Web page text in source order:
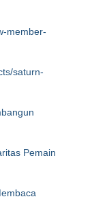
member-
saturn-
Pemain